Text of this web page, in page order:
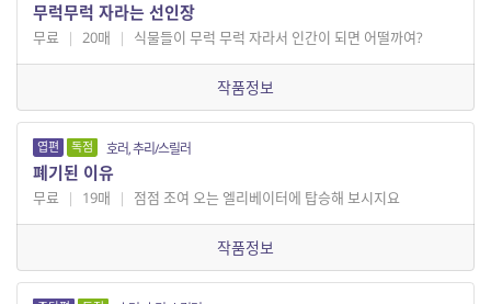
무럭무럭 자라는 선인장
무료 | 20매 | 식물들이 무럭 무럭 자라서 인간이 되면 어떨까여?
작품정보
엽편 독점 호러, 추리/스릴러
폐기된 이유
무료 | 19매 | 점점 조여 오는 엘리베이터에 탑승해 보시지요
작품정보